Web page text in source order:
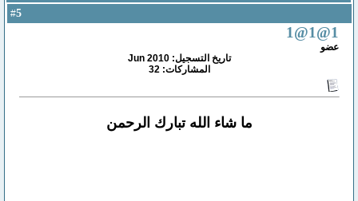
5
1@1@1
عضو
تاريخ التسجيل: Jun 2010
المشاركات: 32
ما شاء الله تبارك الرحمن